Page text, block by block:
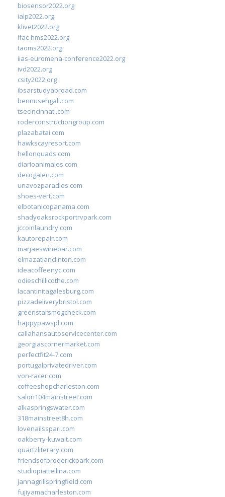
biosensor2022.org
ialp2022.org
klivet2022.org
ifac-hms2022.org
taoms2022.org
iias-euromena-conference2022.org
ivd2022.org
csity2022.org
ibsarstudyabroad.com
bennusehgall.com
tsecincinnati.com
roderconstructiongroup.com
plazabatai.com
hawkscayresort.com
hellonquads.com
diarioanimales.com
decogaleri.com
unavozparadios.com
shoes-vert.com
elbotanicopanama.com
shadyoaksrockportrvpark.com
jccoinlaundry.com
kautorepair.com
marjaeswinebar.com
elmazatlanclinton.com
ideacoffeenyc.com
odieschillicothe.com
lacantinitagalesburg.com
pizzadeliverybristol.com
greenstarsmogcheck.com
happypawspl.com
callahansautoservicecenter.com
georgiascornermarket.com
perfectfit24-7.com
portugalprivatedriver.com
von-racer.com
coffeeshopcharleston.com
salon104mainstreet.com
alkaspringswater.com
318mainstreet8h.com
lovenailsspari.com
oakberry-kuwait.com
quartzliterary.com
friendsofbroderickpark.com
studiopiattellina.com
jannagrillspringfield.com
fujiyamacharleston.com